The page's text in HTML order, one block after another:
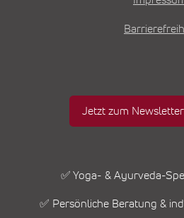
Jetzt zum
✅ Yoga- & Ayurveda-
✅ Persönliche Beratung &